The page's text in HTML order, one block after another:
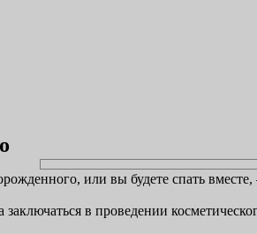
или вы будете спать
в проведении